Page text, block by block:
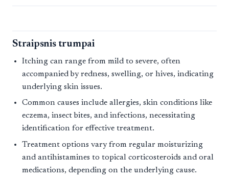
Straipsnis trumpai
Itching can range from mild to severe, often
accompanied by redness, swelling, or hives, indicating
underlying skin issues.
Common causes include allergies, skin conditions like
eczema, insect bites, and infections, necessitating
identification for effective treatment.
Treatment options vary from regular moisturizing
and antihistamines to topical corticosteroids and oral
medications, depending on the underlying cause.